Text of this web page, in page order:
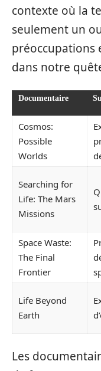
contexte où la
seulement un
préoccupations
dans notre
Documentaire
Cosmos:
Possible
Worlds
Searching for
Life: The Mars
Missions
Space Waste:
The Final
Frontier
Life Beyond
Earth
Les